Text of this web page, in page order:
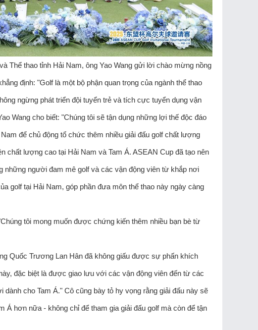
Thể thao tỉnh Hải Nam, ông Yao Wang gửi lời chào mừng nồng
định: "Golf là một bộ phận quan trọng của ngành thể thao
ngừng phát triển đội tuyển trẻ và tích cực tuyển dụng vận
Wang cho biết: "Chúng tôi sẽ tận dụng những lợi thế độc đáo
để chủ động tổ chức thêm nhiều giải đấu golf chất lượng
chất lượng cao tại Hải Nam và Tam Á. ASEAN Cup đã tạo nên
những người đam mê golf và các vận động viên từ khắp nơi
golf tại Hải Nam, góp phần đưa môn thể thao này ngày càng
tôi mong muốn được chứng kiến ​​thêm nhiều bạn bè từ
Quốc Trương Lan Hân đã không giấu được sự phấn khích
đặc biệt là được giao lưu với các vận động viên đến từ các
cho Tam Á." Cô cũng bày tỏ hy vọng rằng giải đấu này sẽ
hơn nữa - không chỉ để tham gia giải đấu golf mà còn để tận